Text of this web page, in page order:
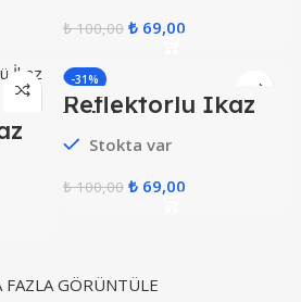
₺100,00 ₺ 69,00
-31%
HOT
Reflektörlü İkaz
Yelek Lacivert
Stokta var
₺100,00 ₺ 69,00
FAZLA GÖRÜNTÜLE